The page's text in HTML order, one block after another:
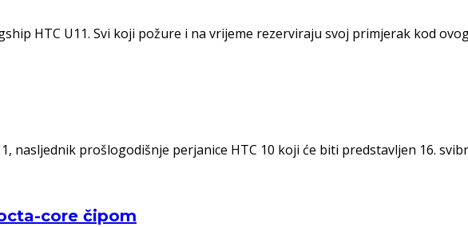
HTC U11. Svi koji požure i na vrijeme rezerviraju svoj primjerak kod
prošlogodišnje perjanice HTC 10 koji će biti predstavljen 16.
core čipom